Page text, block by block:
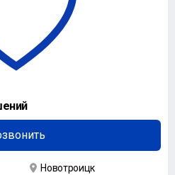
Новотроицк